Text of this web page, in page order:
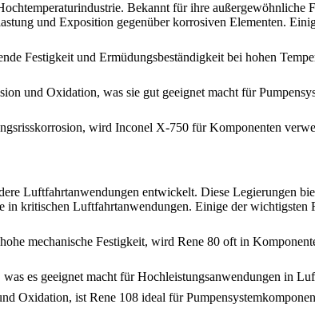
Bekannt für ihre außergewöhnliche
und Exposition gegenüber korrosiven Elementen.
Festigkeit und Ermüdungsbeständigkeit bei hohen
und Oxidation, was sie gut geeignet macht für
wird Inconel X-750 für Komponenten
Luftfahrtanwendungen entwickelt. Diese Legierungen
kritischen Luftfahrtanwendungen. Einige der wichtigsten
mechanische Festigkeit, wird Rene 80 oft in
es geeignet macht für Hochleistungsanwendungen in
Oxidation, ist Rene 108 ideal für